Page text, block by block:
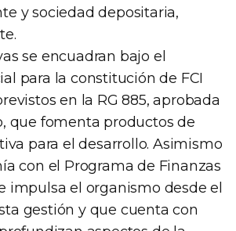
y sociedad depositaria,
se encuadran bajo el
para la constitución de FCI
en la RG 885, aprobada
que fomenta productos de
para el desarrollo. Asimismo
con el Programa de Finanzas
impulsa el organismo desde el
gestión y que cuenta con